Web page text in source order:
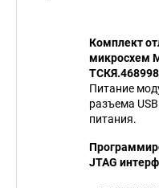
Комплект
микросхем
Питание
разъема
питания.
JTAG